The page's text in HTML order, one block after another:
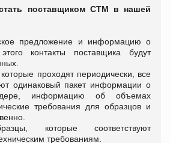
поставщиком СТМ в нашей
предложение и информацию о
контакты поставщика будут
проходят периодически, все
одинаковый пакет информации о
информацию об объемах
требования для образцов и
которые соответствуют
требованиям.